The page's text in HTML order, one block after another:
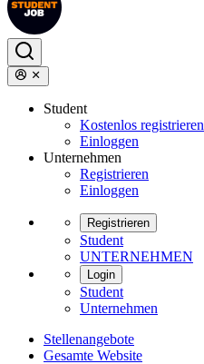
Student
Kostenlos registrieren
Einloggen
Unternehmen
Registrieren
Einloggen
Registrieren
Student
UNTERNEHMEN
Login
Student
Unternehmen
Stellenangebote
Gesamte Website